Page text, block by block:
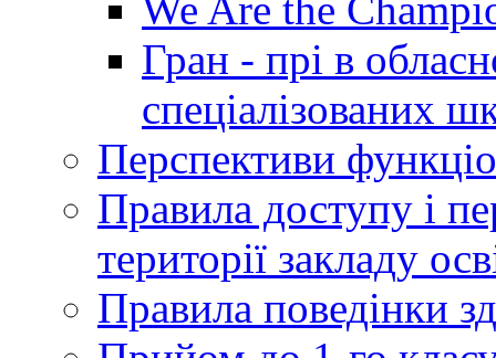
Гран - прі в
спеціалізованих
Перспективи
Правила доступу і
території закладу
Правила поведінки